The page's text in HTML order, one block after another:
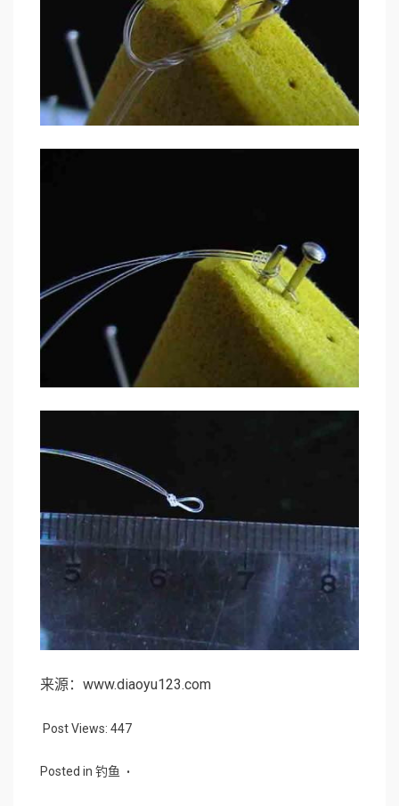
来源：www.diaoyu123.com
Post Views: 447
Posted in 钓鱼